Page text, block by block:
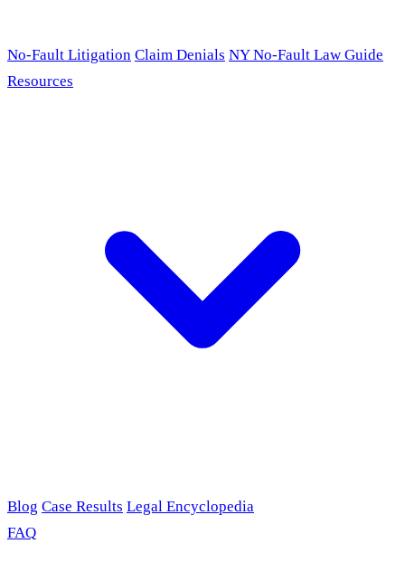
No-Fault Litigation Claim Denials NY No-Fault Law Guide
Resources
Blog Case Results Legal Encyclopedia
FAQ